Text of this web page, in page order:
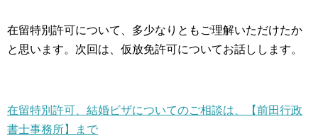
在留特別許可について、多少なりともご理解いただけたか
と思います。次回は、仮放免許可についてお話しします。
在留特別許可、結婚ビザについてのご相談は、【前田行政
書士事務所】まで